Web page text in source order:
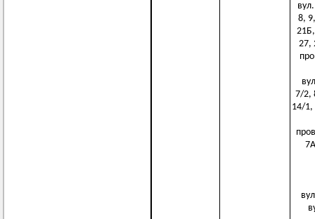
8,
27,
7/2,
14/1,